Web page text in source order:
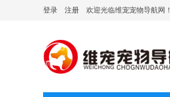
登录 注册 欢迎光临维宠宠物导航网！